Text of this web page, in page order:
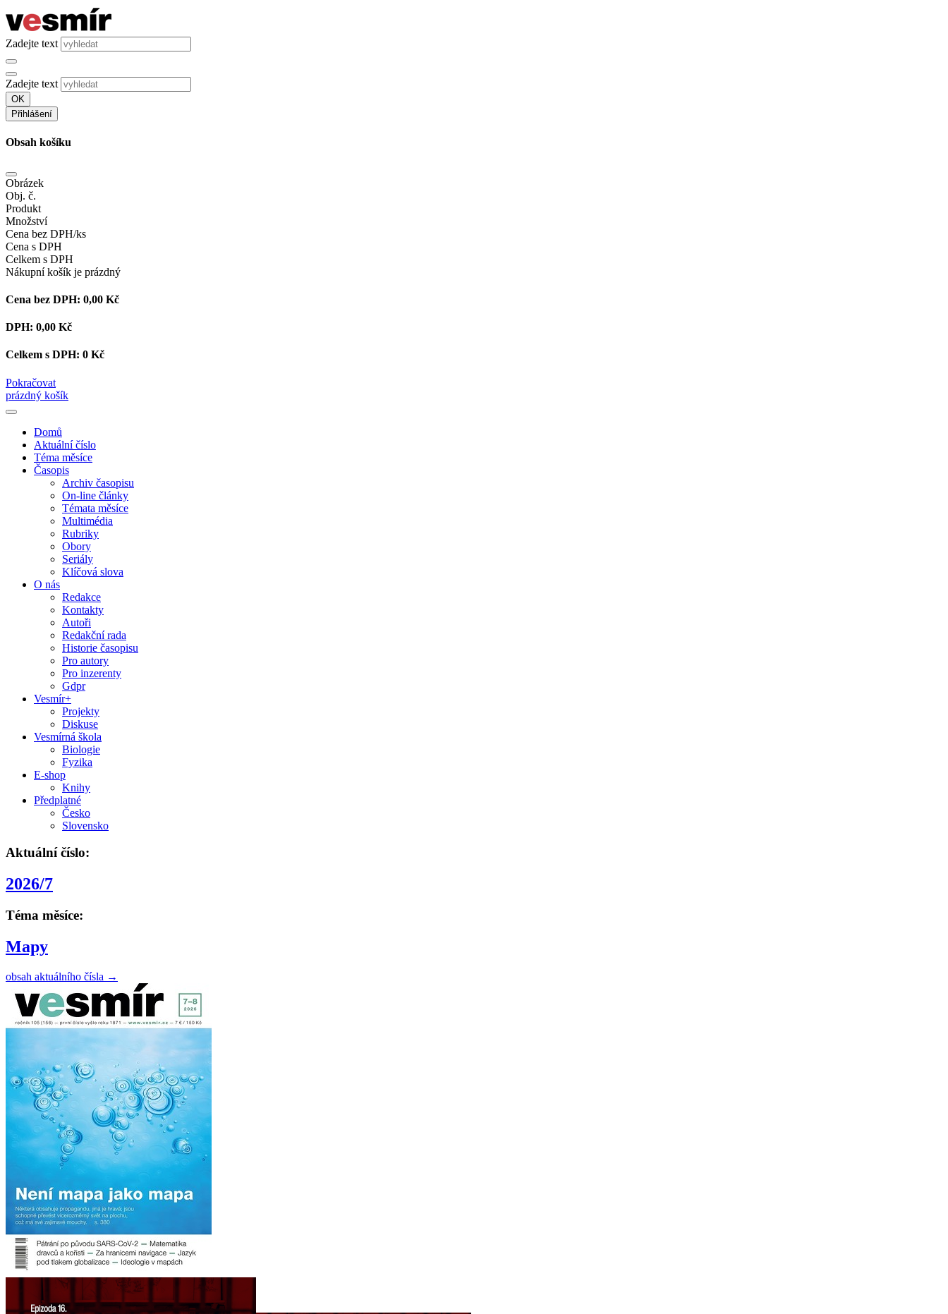
Zadejte text
Zadejte text
OK
Přihlášení
Obsah košíku
Obrázek
Obj. č.
Produkt
Množství
Cena bez DPH/ks
Cena s DPH
Celkem s DPH
Nákupní košík je prázdný
Cena bez DPH: 0,00 Kč
DPH: 0,00 Kč
Celkem s DPH: 0 Kč
Pokračovat
prázdný košík
Domů
Aktuální číslo
Téma měsíce
Časopis
Archiv časopisu
On-line články
Témata měsíce
Multimédia
Rubriky
Obory
Seriály
Klíčová slova
O nás
Redakce
Kontakty
Autoři
Redakční rada
Historie časopisu
Pro autory
Pro inzerenty
Gdpr
Vesmír+
Projekty
Diskuse
Vesmírná škola
Biologie
Fyzika
E-shop
Knihy
Předplatné
Česko
Slovensko
Aktuální číslo:
2026/7
Téma měsíce:
Mapy
obsah aktuálního čísla →